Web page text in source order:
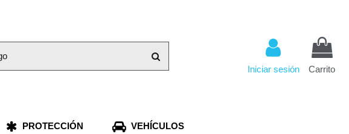
Iniciar sesión Carrito
PROTECCIÓN VEHÍCULOS